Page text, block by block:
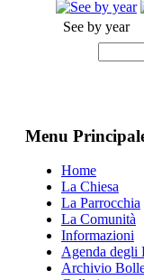
See by year
Menu
Home
La Chiesa
La Parrocchia
La Comunità
Informazioni
Agenda degli
Archivio